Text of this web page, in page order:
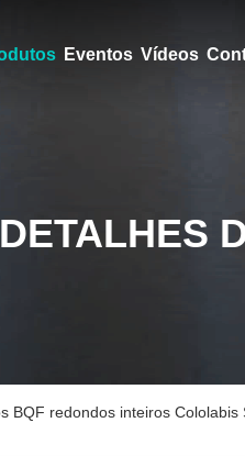
Eventos Vídeos
DETALHES
BQF redondos inteiros